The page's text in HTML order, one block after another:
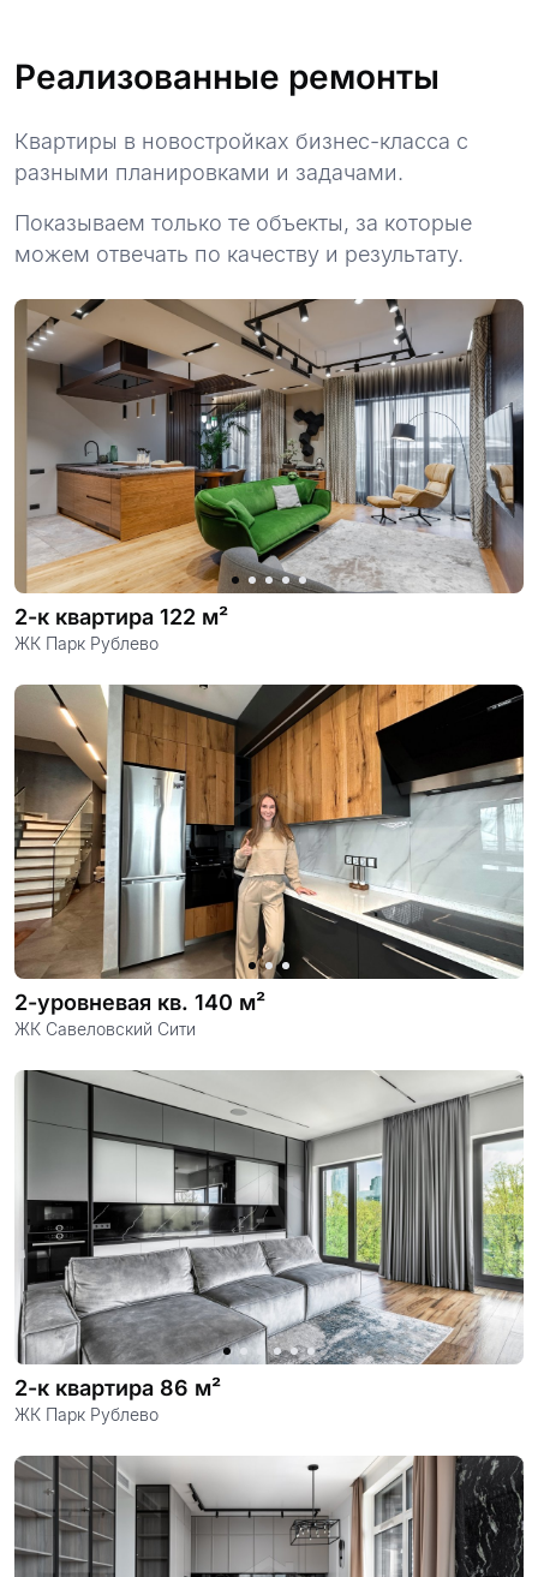
Реализованные ремонты
Квартиры в новостройках бизнес-класса с
разными планировками и задачами.
Показываем только те объекты, за которые
можем отвечать по качеству и результату.
2-к квартира 122 м²
ЖК Парк Рублево
2-уровневая кв. 140 м²
ЖК Савеловский Сити
2-к квартира 86 м²
ЖК Парк Рублево